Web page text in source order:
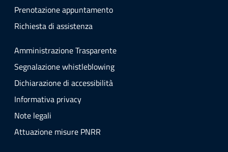
Prenotazione appuntamento
Richiesta di assistenza
Amministrazione Trasparente
Segnalazione whistleblowing
Dichiarazione di accessibilità
Informativa privacy
Note legali
Attuazione misure PNRR